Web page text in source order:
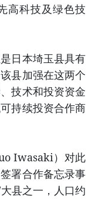
高科技及绿色技
日本埼玉县具有
县加强在这两个
技术和投资资金
持续投资合作商
Iwasaki）对此
署合作备忘录事
县之一，人口约